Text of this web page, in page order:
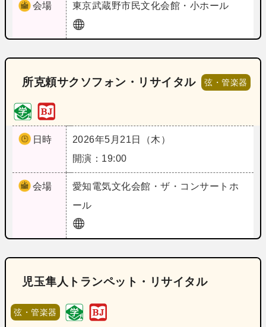
会場 東京武蔵野市民文化会館・小ホール
所克頼サクソフォン・リサイタル 弦・管楽器
日時
2026年5月21日（木）
開演：19:00
会場 愛知電気文化会館・ザ・コンサートホ
ール
児玉隼人トランペット・リサイタル
弦・管楽器